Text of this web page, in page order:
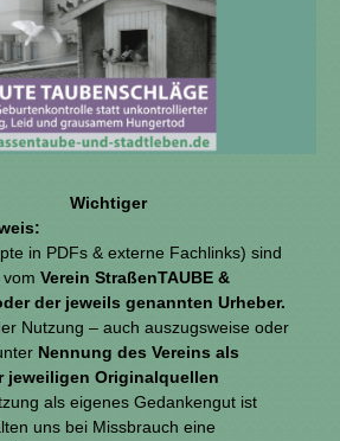
in PDFs & externe Fachlinks) sind
vomVerein StraßenTAUBE &
der jeweils genannten Urheber.
Nutzung – auch auszugsweise oder
Nennung des Vereins als
jeweiligen Originalquellen
als eigenes Gedankengut ist
uns bei Missbrauch eine